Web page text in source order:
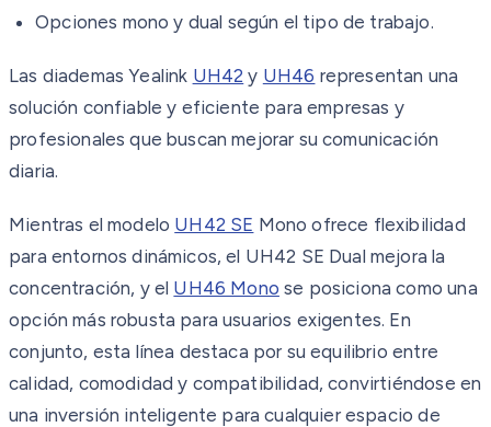
Opciones mono y dual según el tipo de trabajo.
Las diademas Yealink UH42 y UH46 representan una
solución confiable y eficiente para empresas y
profesionales que buscan mejorar su comunicación
diaria.
Mientras el modelo UH42 SE Mono ofrece flexibilidad
para entornos dinámicos, el UH42 SE Dual mejora la
concentración, y el UH46 Mono se posiciona como una
opción más robusta para usuarios exigentes. En
conjunto, esta línea destaca por su equilibrio entre
calidad, comodidad y compatibilidad, convirtiéndose en
una inversión inteligente para cualquier espacio de